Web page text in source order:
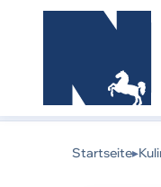
eine
Startseite▸